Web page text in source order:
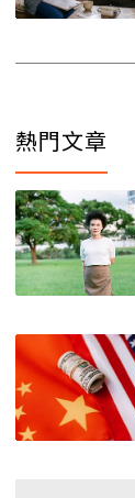
熱門文章